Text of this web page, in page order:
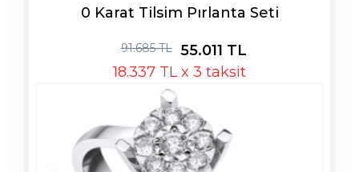
0 Karat Tilsim Pırlanta Seti
91.685 TL 55.011 TL
18.337 TL x 3 taksit